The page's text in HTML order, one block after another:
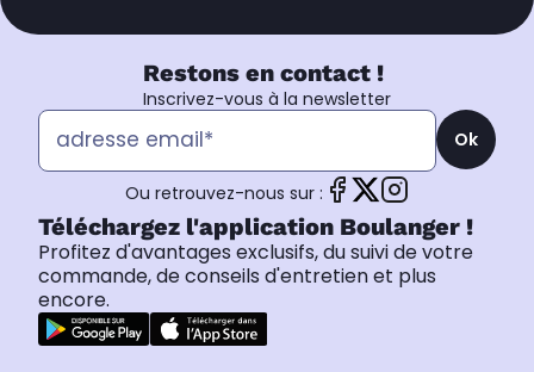
Restons en contact !
Inscrivez-vous à la newsletter
Ok
Ou retrouvez-nous sur :
Téléchargez l'application Boulanger !
Profitez d'avantages exclusifs, du suivi de votre
commande, de conseils d'entretien et plus
encore.